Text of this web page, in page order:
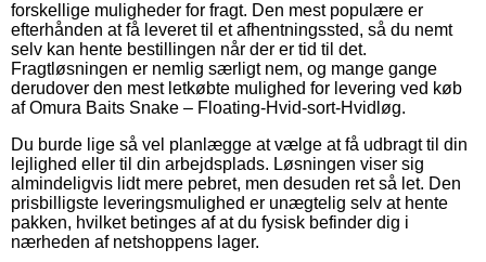
forskellige muligheder for fragt. Den mest populære er
efterhånden at få leveret til et afhentningssted, så du nemt
selv kan hente bestillingen når der er tid til det.
Fragtløsningen er nemlig særligt nem, og mange gange
derudover den mest letkøbte mulighed for levering ved køb
af Omura Baits Snake – Floating-Hvid-sort-Hvidløg.
Du burde lige så vel planlægge at vælge at få udbragt til din
lejlighed eller til din arbejdsplads. Løsningen viser sig
almindeligvis lidt mere pebret, men desuden ret så let. Den
prisbilligste leveringsmulighed er unægtelig selv at hente
pakken, hvilket betinges af at du fysisk befinder dig i
nærheden af netshoppens lager.